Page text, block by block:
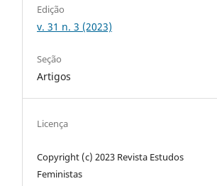
Edição
v. 31 n. 3 (2023)
Seção
Artigos
Licença
Copyright (c) 2023 Revista Estudos
Feministas